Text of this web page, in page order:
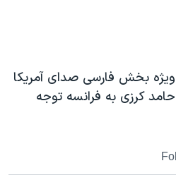
بخش فارسی صدای آمريکا
کرزی به فرانسه توجه